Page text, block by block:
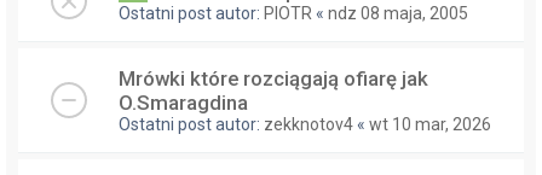
Ostatni post autor: PIOTR « ndz 08 maja, 2005
Mrówki które rozciągają ofiarę jak
O.Smaragdina
Ostatni post autor: zekknotov4 « wt 10 mar, 2026